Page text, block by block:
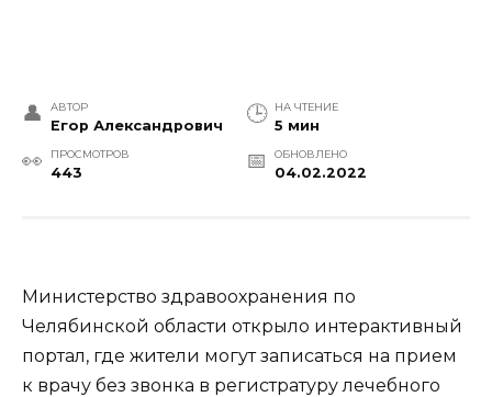
АВТОР
Егор Александрович
НА ЧТЕНИЕ
5 мин
ПРОСМОТРОВ
443
ОБНОВЛЕНО
04.02.2022
Министерство здравоохранения по
Челябинской области открыло интерактивный
портал, где жители могут записаться на прием
к врачу без звонка в регистратуру лечебного